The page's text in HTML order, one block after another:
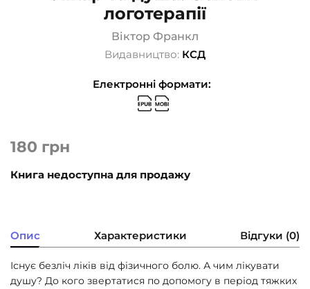
логотерапії
Віктор Франкл
Видавництво: КСД
Електронні формати:
180 грн
Книга недоступна для продажу
Опис Характеристики Відгуки (0)
Існує безліч ліків від фізичного болю. А чим лікувати
душу? До кого звертатися по допомогу в період тяжких